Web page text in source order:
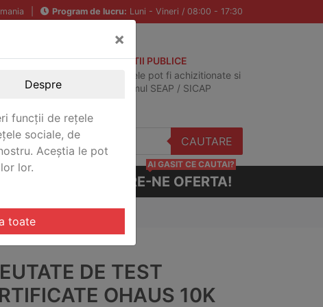
Program de lucru: Luni - Vineri / 08:00 - 17:30
ACHIZITII PUBLICE
Produsele pot fi achizitionate si
in sistemul SEAP / SICAP
CAUTARE
CERE-NE OFERTA!
AI GASIT CE CAUTAI?
,CERT
DE TEST
OHAUS 10K
×
Despre
funcții de rețele
sociale, de
Aceștia le pot
lor.
toate